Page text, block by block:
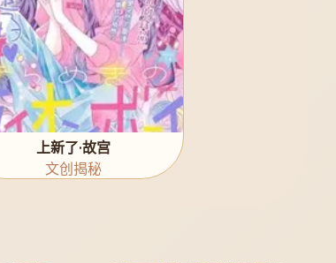
上新了·故宫
文创揭秘